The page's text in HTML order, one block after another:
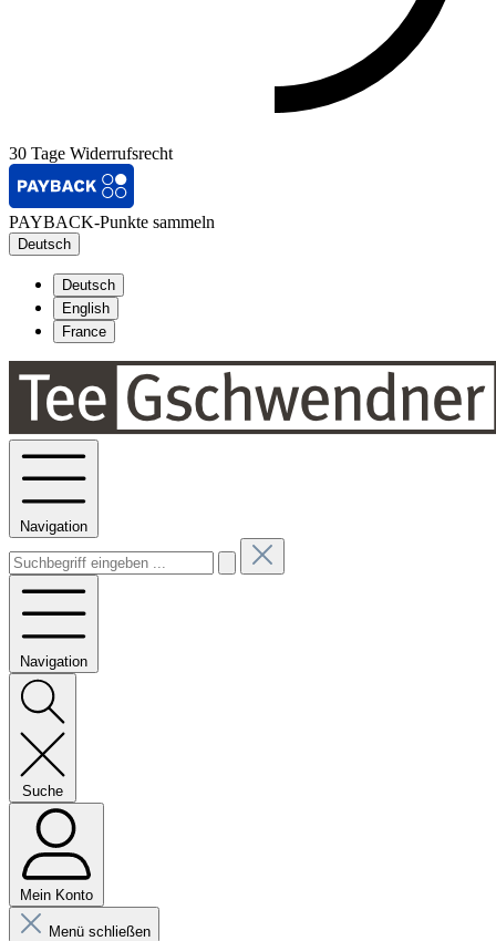
30 Tage Widerrufsrecht
PAYBACK-Punkte sammeln
Deutsch
Deutsch
English
France
Navigation
Navigation
Suche
Mein Konto
Menü schließen